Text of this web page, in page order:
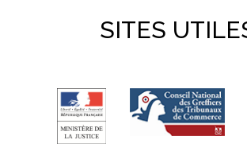
SITES